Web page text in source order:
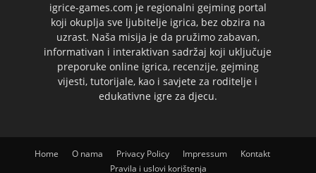
igrice-games.com je regionalni gejming portal
koji okuplja sve ljubitelje igrica, bez obzira na
uzrast. Naša misija je da pružimo zabavan,
informativan i interaktivan sadržaj koji uključuje
preporuke online igrica, recenzije, gejming
vijesti, tutorijale, kao i savjete za roditelje i
edukativne igre za djecu.
Home O nama Privacy Policy Impressum
Kontakt
Pravila i uslovi korištenja